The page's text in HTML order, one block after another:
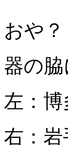
おや？
器の
左：
右：